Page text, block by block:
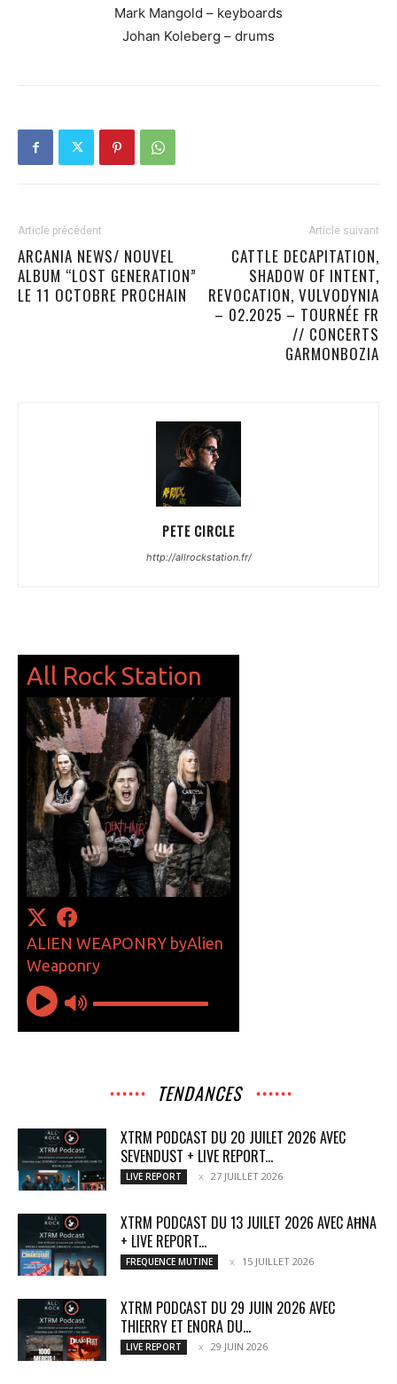
Mark Mangold – keyboards
Johan Koleberg – drums
Article précédent
ARCANIA NEWS/ NOUVEL
ALBUM “LOST GENERATION”
LE 11 OCTOBRE PROCHAIN
Article suivant
CATTLE DECAPITATION,
SHADOW OF INTENT,
REVOCATION, VULVODYNIA
– 02.2025 – TOURNÉE FR
// CONCERTS
GARMONBOZIA
PETE CIRCLE
http://allrockstation.fr/
TENDANCES
XTRM PODCAST DU 20 JUILET 2026 AVEC
SEVENDUST + LIVE REPORT...
LIVE REPORT 27 JUILLET 2026
XTRM PODCAST DU 13 JUILET 2026 AVEC AĦNA
+ LIVE REPORT...
FREQUENCE MUTINE 15 JUILLET 2026
XTRM PODCAST DU 29 JUIN 2026 AVEC
THIERRY ET ENORA DU...
LIVE REPORT 29 JUIN 2026